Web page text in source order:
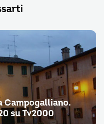
Campogalliano.
su Tv2000